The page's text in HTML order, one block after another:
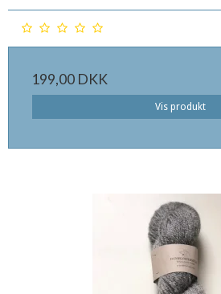
199,00 DKK
Vis produkt